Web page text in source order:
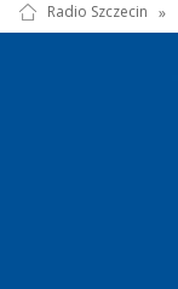
Radio Szczecin »